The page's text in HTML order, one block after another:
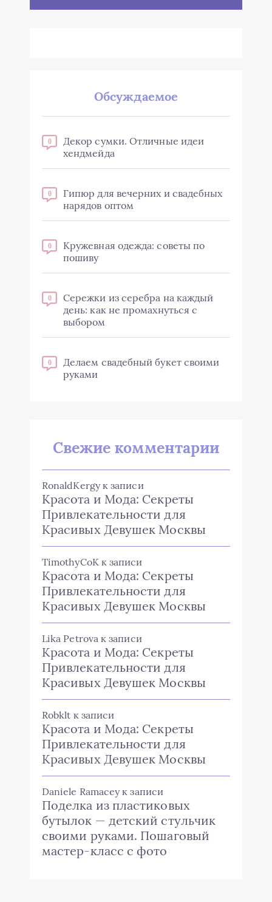
Обсуждаемое
0
Декор сумки. Отличные идеи
хендмейда
0
Гипюр для вечерних и свадебных
нарядов оптом
0
Кружевная одежда: советы по
пошиву
0
Сережки из серебра на каждый
день: как не промахнуться с
выбором
0
Делаем свадебный букет своими
руками
Свежие комментарии
RonaldKergyк записи
Красота и Мода: Секреты
Привлекательности для
Красивых Девушек Москвы
TimothyCoKк записи
Красота и Мода: Секреты
Привлекательности для
Красивых Девушек Москвы
Lika Petrovaк записи
Красота и Мода: Секреты
Привлекательности для
Красивых Девушек Москвы
Robklt к записи
Красота и Мода: Секреты
Привлекательности для
Красивых Девушек Москвы
Daniele Ramaceyк записи
Поделка из пластиковых
бутылок — детский стульчик
своими руками. Пошаговый
мастер-класс с фото